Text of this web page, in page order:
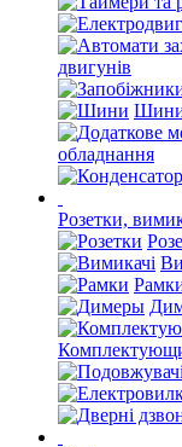
двигунів
обладнання
Розетки,